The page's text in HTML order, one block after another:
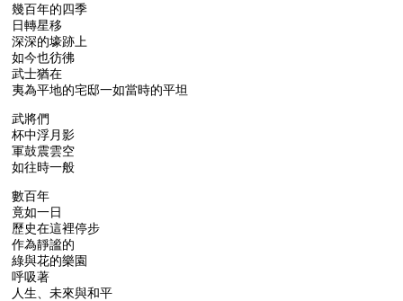
幾百年的四季
日轉星移
深深的壕跡上
如今也彷彿
武士猶在
夷為平地的宅邸一如當時的平坦
武將們
杯中浮月影
軍鼓震雲空
如往時一般
數百年
竟如一日
歷史在這裡停步
作為靜謐的
綠與花的樂園
呼吸著
人生、未來與和平